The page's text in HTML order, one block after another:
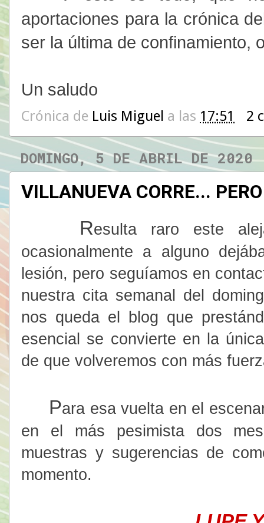
aportaciones para la crónica
ser la última de confinamiento,
Un saludo
Crónica de Luis Miguel a las 17:51 2
DOMINGO, 5 DE ABRIL DE 2020
VILLANUEVA CORRE...
Resulta raro este
ocasionalmente a alguno
lesión, pero seguíamos en
nuestra cita semanal del
nos queda el blog que
esencial se convierte en la
de que volveremos con más
Para esa vuelta en el
en el más pesimista dos
muestras y sugerencias de
momento.